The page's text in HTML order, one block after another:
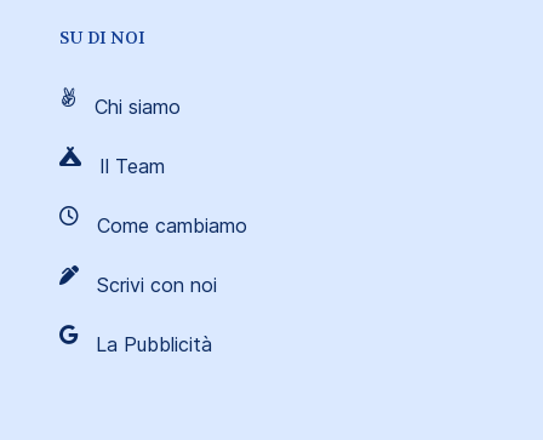
SU DI NOI
Chi siamo
Il Team
Come cambiamo
Scrivi con noi
La Pubblicità